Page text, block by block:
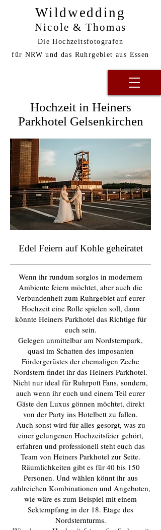
Wildwedding
Nicole & Thomas
Die Hochzeitsfotografen
für NRW und das Ruhrgebiet aus Essen
Hochzeit in Heiners
Parkhotel Gelsenkirchen
Edel Feiern auf Kohle geheiratet
Wenn ihr rundum sorglos in modernem
Ambiente feiern möchtet, aber auch die
Verbundenheit zum Ruhrgebiet auf eurer
Hochzeit eine Rolle spielen soll, dann
könnte Heiners Parkhotel das Richtige für
euch sein.
Gelegen unmittelbar am Nordsternpark,
quasi im Schatten des imposanten
Fördergerüstes der ehemaligen Zeche
Nordstern findet ihr das Heiners Parkhotel.
Nicht nur ideal für Ruhrpott Fans, sondern,
auch wenn ihr euch und einem Teil eurer
Gäste den Luxus gönnen möchtet, direkt
von der Party ins Hotelbett zu fallen.
Auch sonst wird für alles gesorgt, was zu
einer gelungenen Hochzeitsfeier gehört,
erfahren und professionell steht euch das
Team von Heiners Parkhotel zur Seite.
Räumlichkeiten gibt es für 40 bis 150
Personen. Und wählen könnt ihr aus
zahlreichen Kombinationen und Angeboten,
wie wäre es zum Beispiel mit einem
Sektempfang in der 18. Etage des
Nordsternturms.